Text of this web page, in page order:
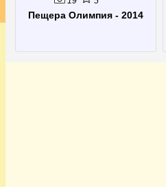
Пещера Олимпия - 2014